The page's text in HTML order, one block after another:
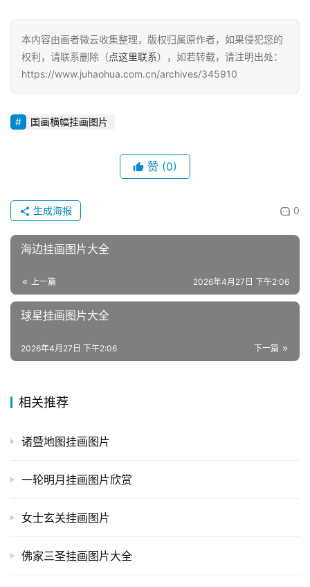
本内容由画者微云收集整理，版权归属原作者，如果侵犯您的
权利，请联系删除（点这里联系），如若转载，请注明出处：
https://www.juhaohua.com.cn/archives/345910
国画横幅挂画图片
赞 (0)
0
生成海报
海边挂画图片大全
上一篇 2026年4月27日 下午2:06
球星挂画图片大全
下一篇
2026年4月27日 下午2:06
相关推荐
诸暨地图挂画图片
一轮明月挂画图片欣赏
女士玄关挂画图片
佛家三圣挂画图片大全